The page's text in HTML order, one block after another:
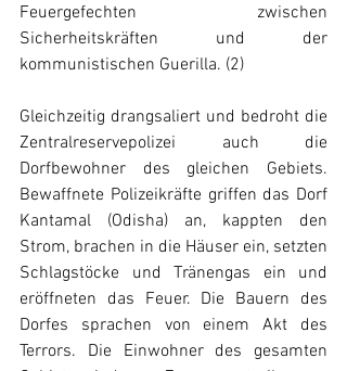
Feuergefechten zwischen
Sicherheitskräften und der
kommunistischen Guerilla. (2)
Gleichzeitig drangsaliert und bedroht die
Zentralreservepolizei auch die
Dorfbewohner des gleichen Gebiets.
Bewaffnete Polizeikräfte griffen das Dorf
Kantamal (Odisha) an, kappten den
Strom, brachen in die Häuser ein, setzten
Schlagstöcke und Tränengas ein und
eröffneten das Feuer. Die Bauern des
Dorfes sprachen von einem Akt des
Terrors. Die Einwohner des gesamten